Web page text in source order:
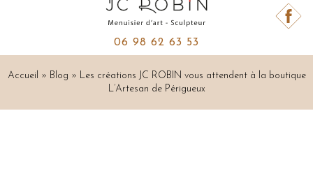
06 98 62 63 53
Accueil » Blog » Les créations JC ROBIN vous attendent à la boutique
L’Artesan de Périgueux